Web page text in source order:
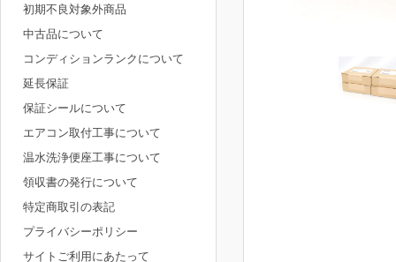
初期不良対象外商品
中古品について
コンディションランクについて
延長保証
保証シールについて
エアコン取付工事について
温水洗浄便座工事について
領収書の発行について
特定商取引の表記
プライバシーポリシー
サイトご利用にあたって